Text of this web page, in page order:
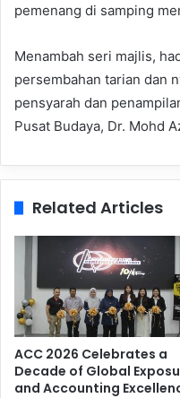
pemenang di samping
Menambah seri majlis,
persembahan tarian dan
pensyarah dan
Pusat Budaya, Dr. Mohd
Related Articles
ACC 2026 Celebrates a
Decade of Global
and Accounting